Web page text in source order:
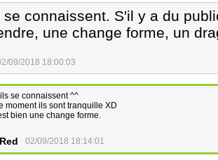
se connaissent. S'il y a du
une change forme, un
09/2018 18:00:03
se connaissent ^^
moment ils sont tranquille XD
bien une change forme.
02/09/2018 18:14:01